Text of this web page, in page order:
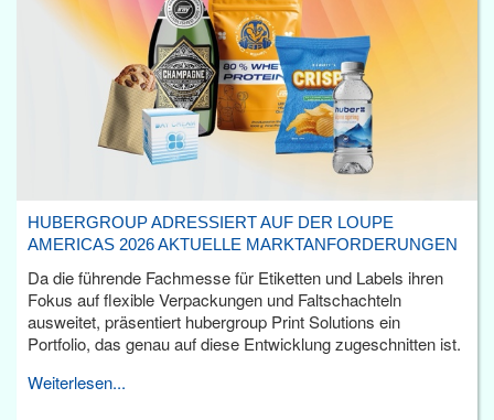
HUBERGROUP ADRESSIERT AUF DER LOUPE
AMERICAS 2026 AKTUELLE MARKTANFORDERUNGEN
Da die führende Fachmesse für Etiketten und Labels ihren
Fokus auf flexible Verpackungen und Faltschachteln
ausweitet, präsentiert hubergroup Print Solutions ein
Portfolio, das genau auf diese Entwicklung zugeschnitten ist.
Weiterlesen...